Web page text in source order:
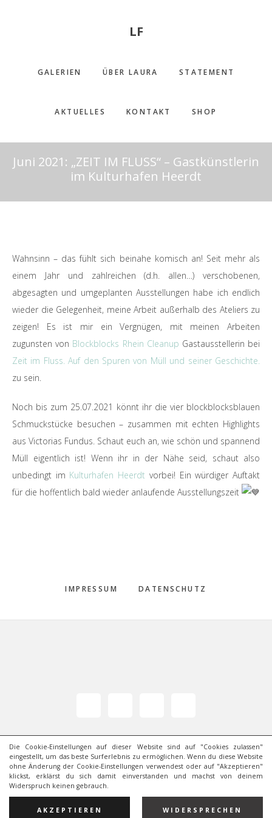
Die Cookie-Einstellungen auf dieser Website sind auf "Cookies zulassen"
eingestellt, um das beste Surferlebnis zu ermöglichen. Wenn du diese Website
ohne Änderung der Cookie-Einstellungen verwendest oder auf "Akzeptieren"
klickst, erklärst du sich damit einverstanden und machst von deinem
Widerspruch keinen gebrauch.
AKZEPTIEREN WIDERSPRECHEN
LF
GALERIEN ÜBER LAURA STATEMENT
AKTUELLES KONTAKT SHOP
Juni 2021: „ZEIT IM FLUSS“ – Gastkünstlerin
im Kulturhafen Heerdt
Wahnsinn – das fühlt sich beinahe komisch an! Seit mehr als
einem Jahr und zahlreichen (d.h. allen…) verschobenen,
abgesagten und umgeplanten Ausstellungen habe ich endlich
wieder die Gelegenheit, meine Arbeit außerhalb des Ateliers zu
zeigen! Es ist mir ein Vergnügen, mit meinen Arbeiten
zugunsten von Blockblocks Rhein Cleanup Gastausstellerin bei
Zeit im Fluss. Auf den Spuren von Müll und seiner Geschichte.
zu sein.
Noch bis zum 25.07.2021 könnt ihr die vier blockblocksblauen
Schmuckstücke besuchen – zusammen mit echten Highlights
aus Victorias Fundus. Schaut euch an, wie schön und spannend
Müll eigentlich ist! Wenn ihr in der Nähe seid, schaut also
unbedingt im Kulturhafen Heerdt vorbei! Ein würdiger Auftakt
für die hoffentlich bald wieder anlaufende Ausstellungszeit
IMPRESSUM DATENSCHUTZ
COPYRIGHT © 2026 · LAURA FLÖTER